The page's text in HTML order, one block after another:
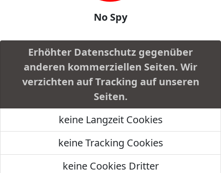
No Spy
Erhöhter Datenschutz gegenüber
anderen kommerziellen Seiten. Wir
verzichten auf Tracking auf unseren
Seiten.
keine Langzeit Cookies
keine Tracking Cookies
keine Cookies Dritter